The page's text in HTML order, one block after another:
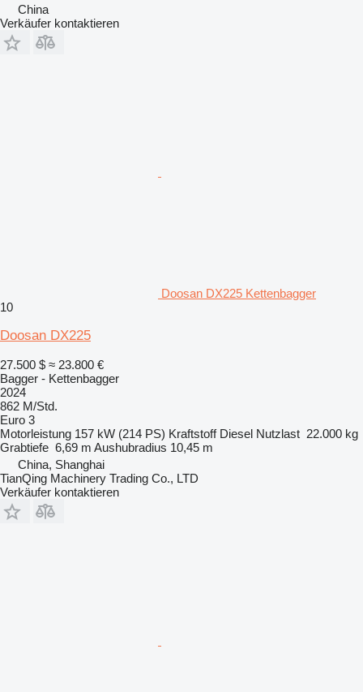
China
Verkäufer kontaktieren
Doosan DX225 Kettenbagger
10
Doosan DX225
27.500 $ ≈ 23.800 €
Bagger - Kettenbagger
2024
862 M/Std.
Euro 3
Motorleistung 157 kW (214 PS) Kraftstoff Diesel Nutzlast 22.000 kg
Grabtiefe 6,69 m Aushubradius 10,45 m
China, Shanghai
TianQing Machinery Trading Co., LTD
Verkäufer kontaktieren